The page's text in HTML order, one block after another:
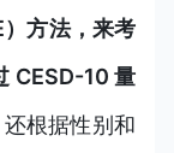
方法，来考
CESD-10 量
还根据性别和